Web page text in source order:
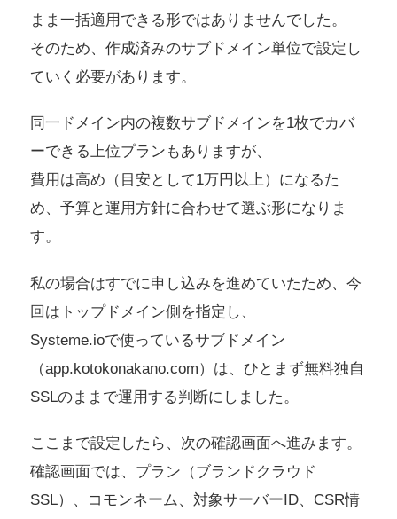
まま一括適用できる形ではありませんでした。
そのため、作成済みのサブドメイン単位で設定し
ていく必要があります。
同一ドメイン内の複数サブドメインを1枚でカバ
ーできる上位プランもありますが、
費用は高め（目安として1万円以上）になるた
め、予算と運用方針に合わせて選ぶ形になりま
す。
私の場合はすでに申し込みを進めていたため、今
回はトップドメイン側を指定し、
Systeme.ioで使っているサブドメイン
（app.kotokonakano.com）は、ひとまず無料独自
SSLのままで運用する判断にしました。
ここまで設定したら、次の確認画面へ進みます。
確認画面では、プラン（ブランドクラウド
SSL）、コモンネーム、対象サーバーID、CSR情